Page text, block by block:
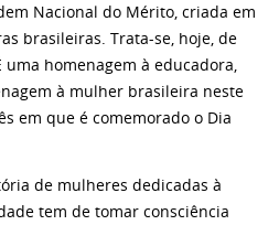
Nacional do Mérito, criada em
brasileiras. Trata-se, hoje, de
homenagem à educadora,
à mulher brasileira neste
em que é comemorado o Dia
de mulheres dedicadas à
tem de tomar consciência